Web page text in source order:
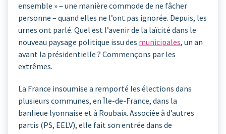
ensemble » – une manière commode de ne fâcher
personne – quand elles ne l’ont pas ignorée. Depuis, les
urnes ont parlé. Quel est l’avenir de la laïcité dans le
nouveau paysage politique issu des municipales, un an
avant la présidentielle ? Commençons par les
extrêmes.
La France insoumise a remporté les élections dans
plusieurs communes, en Île-de-France, dans la
banlieue lyonnaise et à Roubaix. Associée à d’autres
partis (PS, EELV), elle fait son entrée dans de